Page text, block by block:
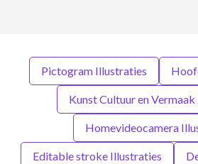
Pictogram Illustraties
Kunst Cultuur en
Homevideocamera
Editable stroke Illustraties